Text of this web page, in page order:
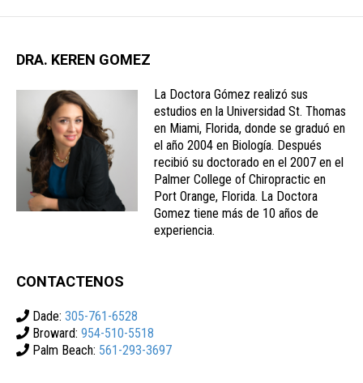
DRA. KEREN GOMEZ
La Doctora Gómez realizó sus
estudios en la Universidad St. Thomas
en Miami, Florida, donde se graduó en
el año 2004 en Biología. Después
recibió su doctorado en el 2007 en el
Palmer College of Chiropractic en
Port Orange, Florida. La Doctora
Gomez tiene más de 10 años de
experiencia.
CONTACTENOS
Dade: 305-761-6528
Broward: 954-510-5518
Palm Beach: 561-293-3697